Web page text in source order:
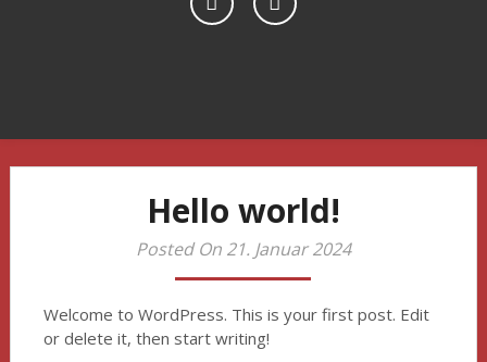
Hello world!
Posted On 21. Januar 2024
Welcome to WordPress. This is your first post. Edit
or delete it, then start writing!